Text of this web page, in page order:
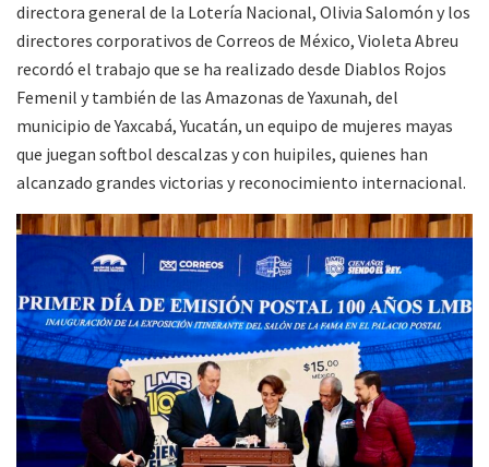
directora general de la Lotería Nacional, Olivia Salomón y los
directores corporativos de Correos de México, Violeta Abreu
recordó el trabajo que se ha realizado desde Diablos Rojos
Femenil y también de las Amazonas de Yaxunah, del
municipio de Yaxcabá, Yucatán, un equipo de mujeres mayas
que juegan softbol descalzas y con huipiles, quienes han
alcanzado grandes victorias y reconocimiento internacional.